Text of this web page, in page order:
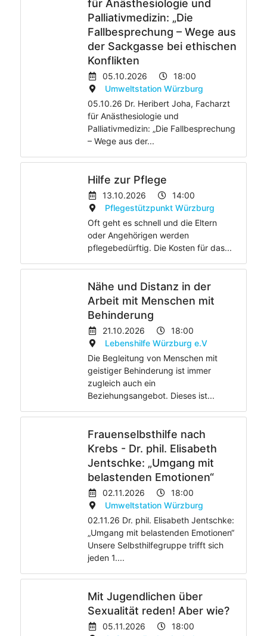
für Anästhesiologie und
Palliativmedizin: „Die
Fallbesprechung – Wege aus
der Sackgasse bei ethischen
Konflikten
05.10.2026
18:00
Umweltstation Würzburg
05.10.26 Dr. Heribert Joha, Facharzt
für Anästhesiologie und
Palliativmedizin: „Die Fallbesprechung
– Wege aus der...
Hilfe zur Pflege
13.10.2026
14:00
Pflegestützpunkt Würzburg
Oft geht es schnell und die Eltern
oder Angehörigen werden
pflegebedürftig. Die Kosten für das...
Nähe und Distanz in der
Arbeit mit Menschen mit
Behinderung
21.10.2026
18:00
Lebenshilfe Würzburg e.V
Die Begleitung von Menschen mit
geistiger Behinderung ist immer
zugleich auch ein
Beziehungsangebot. Dieses ist...
Frauenselbsthilfe nach
Krebs - Dr. phil. Elisabeth
Jentschke: „Umgang mit
belastenden Emotionen“
02.11.2026
18:00
Umweltstation Würzburg
02.11.26 Dr. phil. Elisabeth Jentschke:
„Umgang mit belastenden Emotionen“
Unsere Selbsthilfegruppe trifft sich
jeden 1....
Mit Jugendlichen über
Sexualität reden! Aber wie?
05.11.2026
18:00